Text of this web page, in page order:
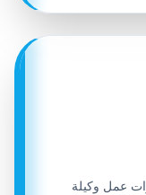
عمل وكيلة